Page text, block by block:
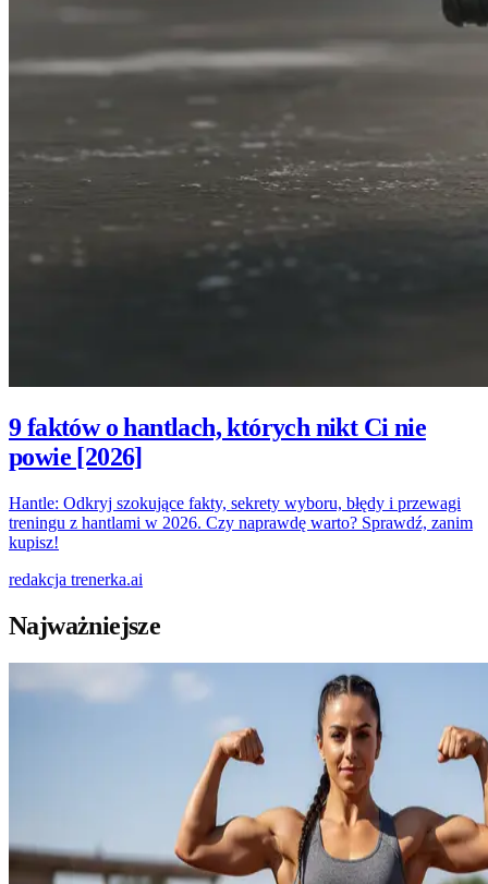
9 faktów o hantlach, których nikt Ci nie
powie [2026]
Hantle: Odkryj szokujące fakty, sekrety wyboru, błędy i przewagi
treningu z hantlami w 2026. Czy naprawdę warto? Sprawdź, zanim
kupisz!
redakcja trenerka.ai
Najważniejsze